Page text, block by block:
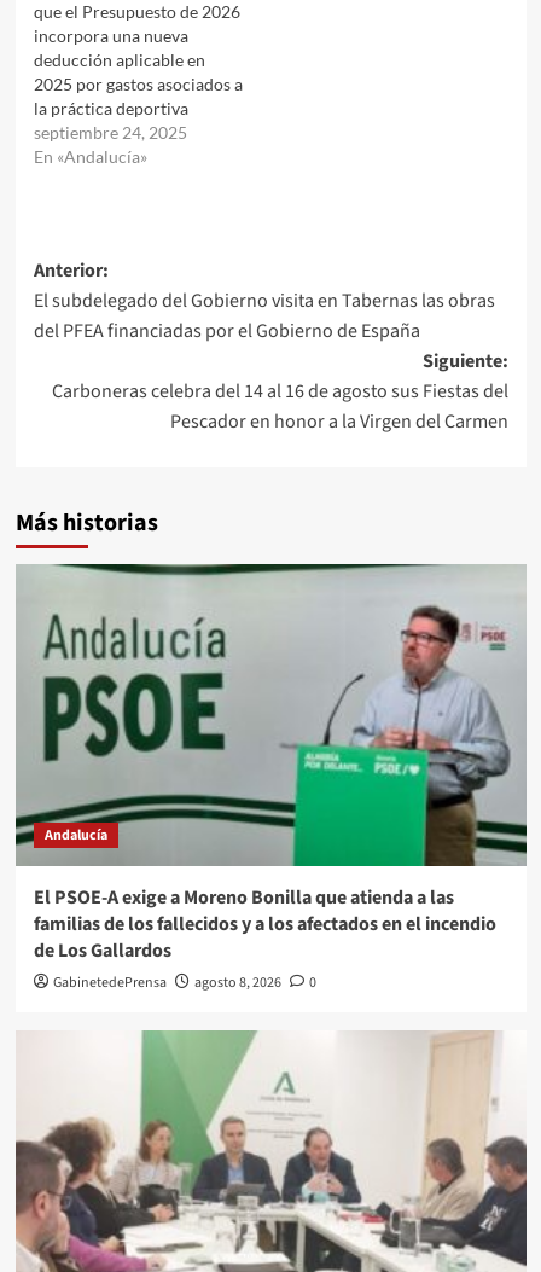
que el Presupuesto de 2026
incorpora una nueva
deducción aplicable en
2025 por gastos asociados a
la práctica deportiva
septiembre 24, 2025
En «Andalucía»
Navegación
de
entradas
Anterior:
El subdelegado del Gobierno visita en Tabernas las obras
del PFEA financiadas por el Gobierno de España
Siguiente:
Carboneras celebra del 14 al 16 de agosto sus Fiestas del
Pescador en honor a la Virgen del Carmen
Más historias
Andalucía
El PSOE-A exige a Moreno Bonilla que atienda a las
familias de los fallecidos y a los afectados en el incendio
de Los Gallardos
GabinetedePrensa agosto 8, 2026 0